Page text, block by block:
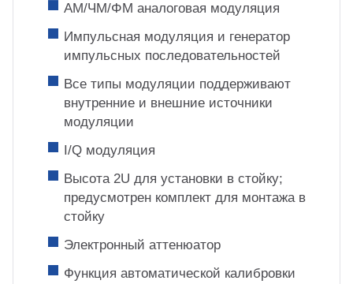
АМ/ЧМ/ΦМ аналоговая модуляция
Импульсная модуляция и генератор
импульсных последовательностей
Все типы модуляции поддерживают
внутренние и внешние источники
модуляции
I/Q модуляция
Высота 2U для установки в стойку;
предусмотрен комплект для монтажа в
стойку
Электронный аттенюатор
Функция автоматической калибровки